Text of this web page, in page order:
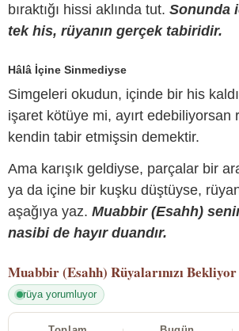
bıraktığı hissi aklında tut. Sonunda
tek his, rüyanın gerçek tabiridir.
Hâlâ İçine Sinmediyse
Simgeleri okudun, içinde bir his
işaret kötüye mi, ayırt edebiliyorsan
kendin tabir etmişsin demektir.
Ama karışık geldiyse, parçalar bir
ya da içine bir kuşku düştüyse,
aşağıya yaz. Muabbir (Esahh)
nasibi de hayır duandır.
Muabbir (Esahh) Rüyalarınızı Bekliyor
rüya yorumluyor